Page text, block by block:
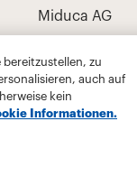
zu
auch auf
kein
Informationen.